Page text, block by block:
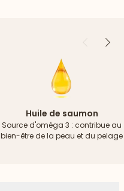
Précédent
Huile de saumon
Source d'oméga 3 : contribue au
bien-être de la peau et du pelage